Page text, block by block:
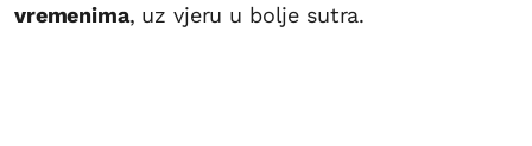
vremenima, uz vjeru u bolje sutra.